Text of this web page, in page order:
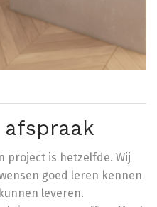
afspraak
project is hetzelfde. Wij
goed leren kennen
leveren.